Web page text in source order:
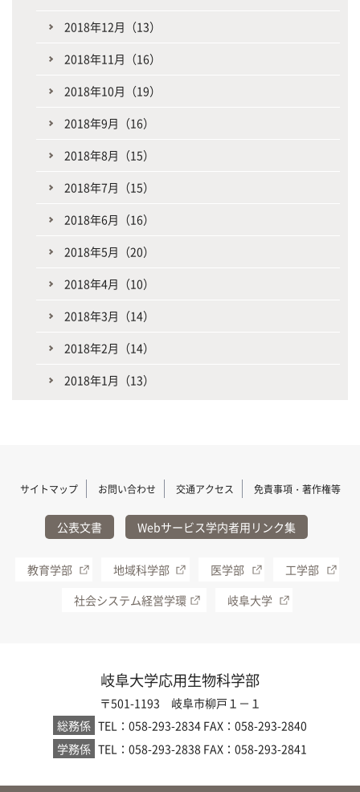
2018年12月（13）
2018年11月（16）
2018年10月（19）
2018年9月（16）
2018年8月（15）
2018年7月（15）
2018年6月（16）
2018年5月（20）
2018年4月（10）
2018年3月（14）
2018年2月（14）
2018年1月（13）
サイトマップ お問い合わせ 交通アクセス 免責事項・著作権等
公表文書 Webサービス学内者用リンク集
教育学部 地域科学部 医学部
工学部
社会システム経営学環
岐阜大学
岐阜大学応用生物科学部
〒501-1193 岐阜市柳戸１－１
総務係 TEL：058-293-2834 FAX：058-293-2840
学務係 TEL：058-293-2838 FAX：058-293-2841